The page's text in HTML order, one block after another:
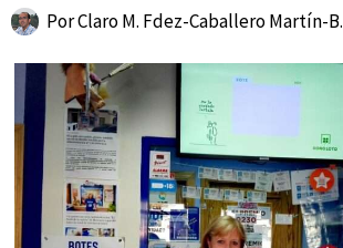
PorClaro M. Fdez-Caballero Martín-B.